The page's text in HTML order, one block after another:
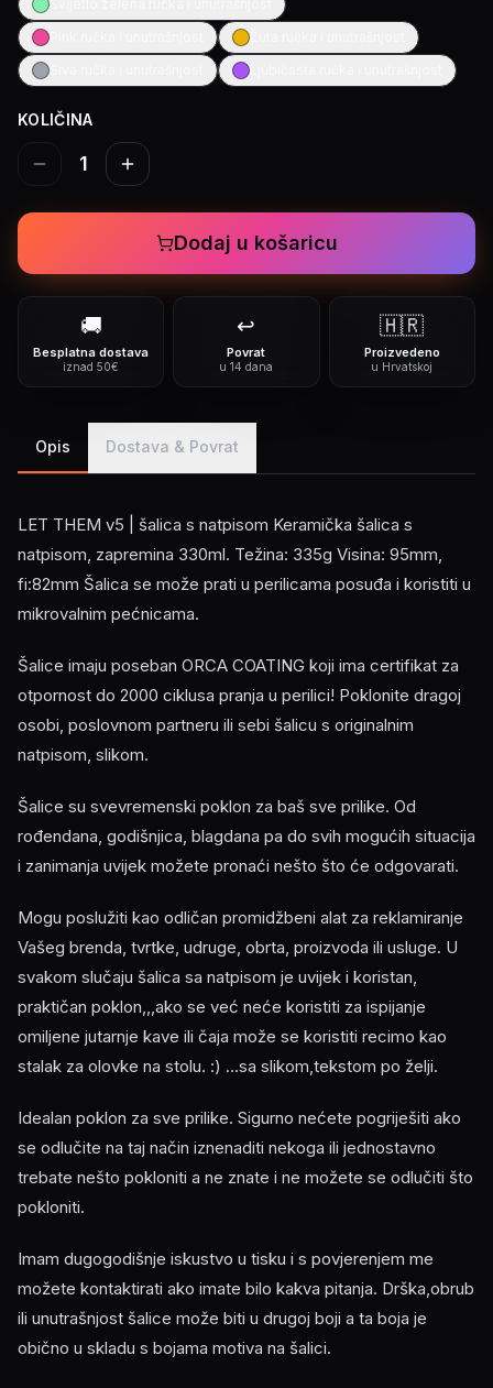
KOLIČINA
1
Dodaj u košaricu
🚚
Besplatna dostava
iznad 50€
↩️
Povrat
u 14 dana
🇭🇷
Proizvedeno
u Hrvatskoj
Opis Dostava & Povrat
LET THEM v5 | šalica s natpisom Keramička šalica s
natpisom, zapremina 330ml. Težina: 335g Visina: 95mm,
fi:82mm Šalica se može prati u perilicama posuđa i koristiti u
mikrovalnim pećnicama.
Šalice imaju poseban ORCA COATING koji ima certifikat za
otpornost do 2000 ciklusa pranja u perilici! Poklonite dragoj
osobi, poslovnom partneru ili sebi šalicu s originalnim
natpisom, slikom.
Šalice su svevremenski poklon za baš sve prilike. Od
rođendana, godišnjica, blagdana pa do svih mogućih situacija
i zanimanja uvijek možete pronaći nešto što će odgovarati.
Mogu poslužiti kao odličan promidžbeni alat za reklamiranje
Vašeg brenda, tvrtke, udruge, obrta, proizvoda ili usluge. U
svakom slučaju šalica sa natpisom je uvijek i koristan,
praktičan poklon,,,ako se već neće koristiti za ispijanje
omiljene jutarnje kave ili čaja može se koristiti recimo kao
stalak za olovke na stolu. :) ...sa slikom,tekstom po želji.
Idealan poklon za sve prilike. Sigurno nećete pogriješiti ako
se odlučite na taj način iznenaditi nekoga ili jednostavno
trebate nešto pokloniti a ne znate i ne možete se odlučiti što
pokloniti.
Imam dugogodišnje iskustvo u tisku i s povjerenjem me
možete kontaktirati ako imate bilo kakva pitanja. Drška,obrub
ili unutrašnjost šalice može biti u drugoj boji a ta boja je
obično u skladu s bojama motiva na šalici.